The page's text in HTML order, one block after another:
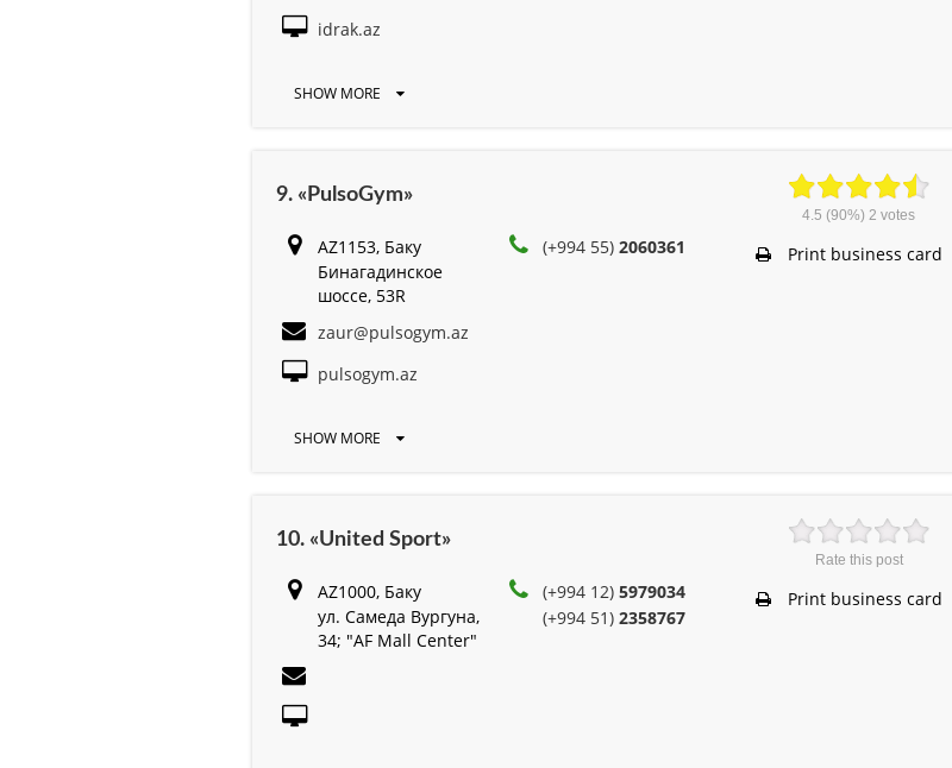
idrak.az
SHOW MORE
9. «PulsoGym»
AZ1153, Баку
Бинагадинское
шоссе, 53R
(+994 55)2060361
zaur@pulsogym.az
pulsogym.az
SHOW MORE
4.5 (90%) 2 votes
Print business card
10. «United Sport»
AZ1000, Баку
ул. Самеда Вургуна,
34; "AF Mall Center"
(+994 12)5979034
(+994 51)2358767
Rate this post
Print business card